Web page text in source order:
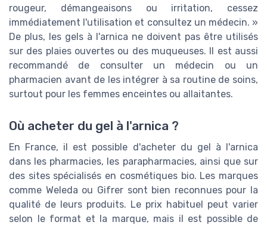
rougeur, démangeaisons ou irritation, cessez
immédiatement l'utilisation et consultez un médecin. »
De plus, les gels à l'arnica ne doivent pas être utilisés
sur des plaies ouvertes ou des muqueuses. Il est aussi
recommandé de consulter un médecin ou un
pharmacien avant de les intégrer à sa routine de soins,
surtout pour les femmes enceintes ou allaitantes.
Où acheter du gel à l'arnica ?
En France, il est possible d'acheter du gel à l'arnica
dans les pharmacies, les parapharmacies, ainsi que sur
des sites spécialisés en cosmétiques bio. Les marques
comme Weleda ou Gifrer sont bien reconnues pour la
qualité de leurs produits. Le prix habituel peut varier
selon le format et la marque, mais il est possible de